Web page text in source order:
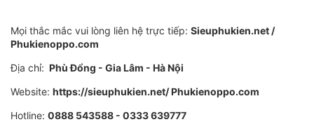
Mọi thắc mắc vui lòng liên hệ trực tiếp: Sieuphukien.net /
Phukienoppo.com
Địa chỉ: Phù Đổng - Gia Lâm - Hà Nội
Website: https://sieuphukien.net/ Phukienoppo.com
Hotline: 0888 543588 - 0333 639777